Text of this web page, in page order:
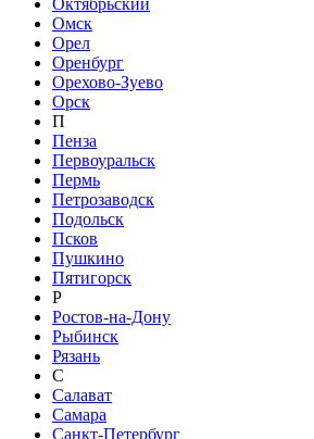
Октябрьский
Омск
Орел
Оренбург
Орехово-Зуево
Орск
П
Пенза
Первоуральск
Пермь
Петрозаводск
Подольск
Псков
Пушкино
Пятигорск
Р
Ростов-на-Дону
Рыбинск
Рязань
С
Салават
Самара
Санкт-Петербург